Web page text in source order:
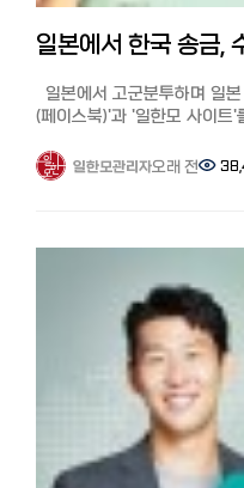
1회 개인 송금 최대액은
5만 달러(500만엔, 5500만
초회 친구 소개 코드를 넣으
송금하였고 수수료는 무료
최근에도 같은 금액 84,800
사용하여 49엔, 한국에 보내
장단점과 포인트 ●장점: 초
올라가므로 타 서비스와 비교
★초회 쿠폰을 쓰면 가장 저렴
일한모 한정! 와이즈 수수료
https://wise.prf.hn/
money/ 와이즈 송금의 메리
https://korean.co.jp/life2/
◆코인샷 재팬:
일본에서 고군분투하며 일
(페이스북)'과 '일한모 사이
추천이 많은 월드패밀리 송
소개해드리겠습니다. 일본에
송금은 꼭 알아둬야 할 정보
비교 분석! 가장 저렴하고
'월드패밀리 송금'를 자세히
추천이유를 정리해 보겠습
한국송금이 종료되었습니다
저렴하게 보낼 수 있습니다.
실태 조사, 아직 은행 송금
실시된 조사에 따르면 아직
송금(점포 창구)을 이용하는
출처:피알타임즈 그리고 해
높은 수수료, 번거로운 절차에 불만
일한모관리자오래 전